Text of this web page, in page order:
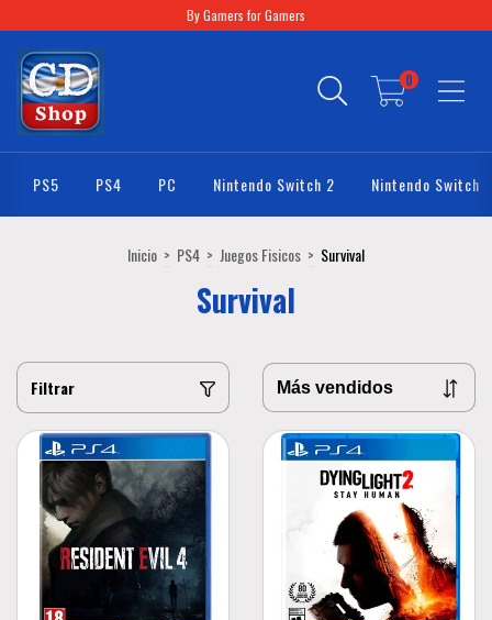
By Gamers for Gamers
0
PS5 PS4 PC Nintendo Switch 2 Nintendo Switch
Inicio > PS4 > Juegos Fisicos > Survival
Survival
Filtrar